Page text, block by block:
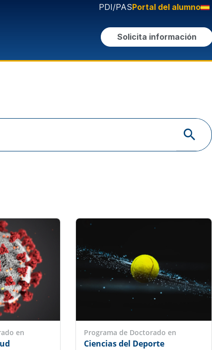
PDI/PASPortal del alumno
Solicita información
en Programa de Doctorado en
Ciencias del Deporte